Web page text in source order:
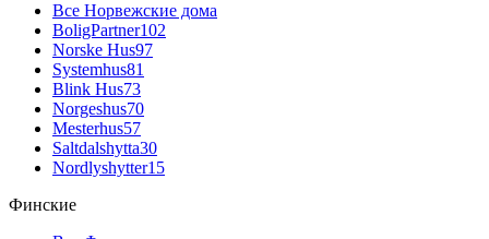
Все Норвежские дома
BoligPartner102
Norske Hus97
Systemhus81
Blink Hus73
Norgeshus70
Mesterhus57
Saltdalshytta30
Nordlyshytter15
Финские